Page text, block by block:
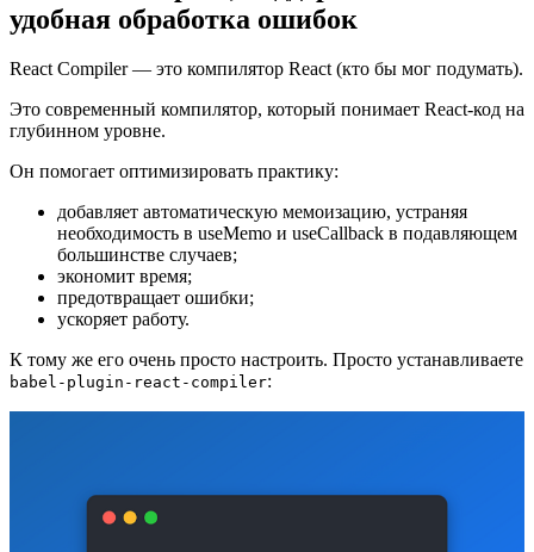
удобная обработка ошибок
React Compiler — это компилятор React (кто бы мог подумать).
Это современный компилятор, который понимает React-код на
глубинном уровне.
Он помогает оптимизировать практику:
добавляет автоматическую мемоизацию, устраняя
необходимость в useMemo и useCallback в подавляющем
большинстве случаев;
экономит время;
предотвращает ошибки;
ускоряет работу.
К тому же его очень просто настроить. Просто устанавливаете
babel-plugin-react-compiler: